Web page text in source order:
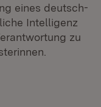
eines deutsch-
Intelligenz
zu